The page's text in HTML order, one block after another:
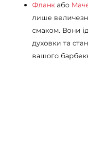
Фланк або
лише
смаком. Вони
духовки та
вашого